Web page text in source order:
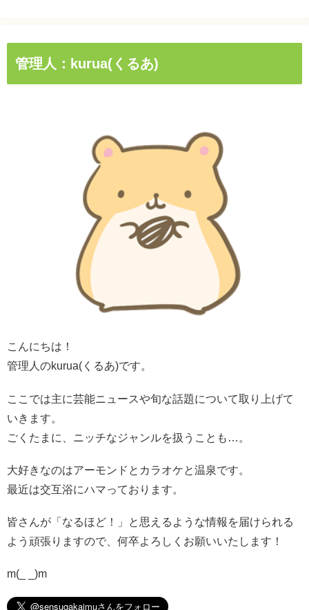
管理人：kurua(くるあ)
こんにちは！
管理人のkurua(くるあ)です。
ここでは主に芸能ニュースや旬な話題について取り上げて
いきます。
ごくたまに、ニッチなジャンルを扱うことも…。
大好きなのはアーモンドとカラオケと温泉です。
最近は交互浴にハマっております。
皆さんが「なるほど！」と思えるような情報を届けられる
よう頑張りますので、何卒よろしくお願いいたします！
m(_ _)m